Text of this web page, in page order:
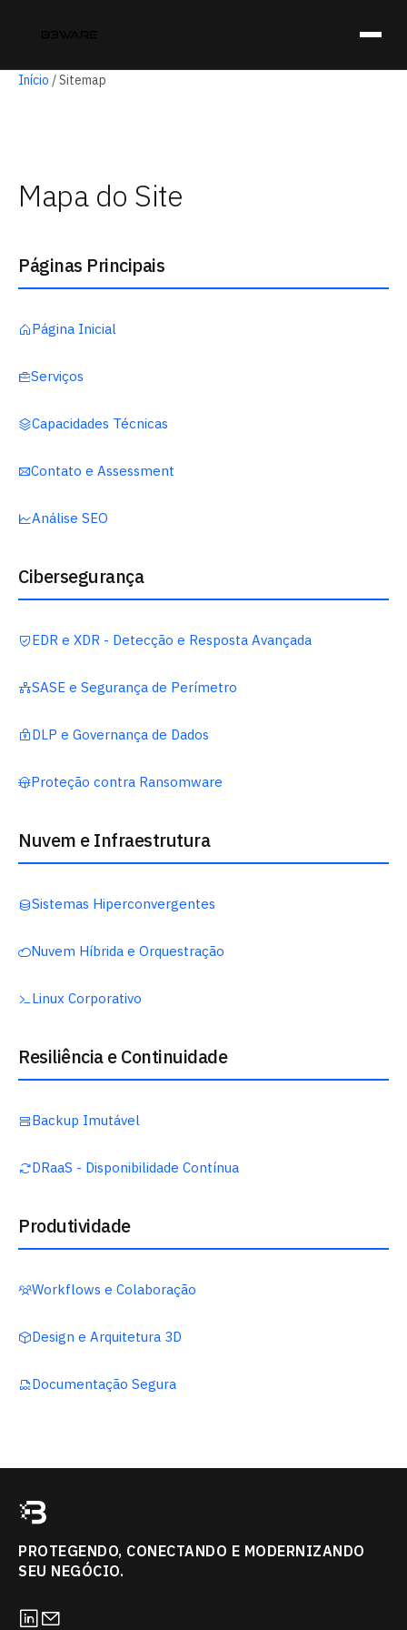
Início /Sitemap
Mapa do Site
Páginas Principais
Página Inicial
Serviços
Capacidades Técnicas
Contato e Assessment
Análise SEO
Cibersegurança
EDR e XDR - Detecção e Resposta Avançada
SASE e Segurança de Perímetro
DLP e Governança de Dados
Proteção contra Ransomware
Nuvem e Infraestrutura
Sistemas Hiperconvergentes
Nuvem Híbrida e Orquestração
Linux Corporativo
Resiliência e Continuidade
Backup Imutável
DRaaS - Disponibilidade Contínua
Produtividade
Workflows e Colaboração
Design e Arquitetura 3D
Documentação Segura
PROTEGENDO, CONECTANDO E MODERNIZANDO
SEU NEGÓCIO.